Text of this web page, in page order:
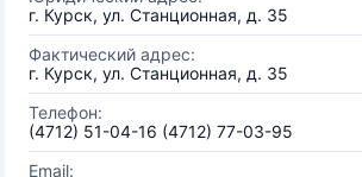
г. Курск, ул. Станционная, д. 35
Фактический адрес:
г. Курск, ул. Станционная, д. 35
Телефон:
(4712) 51-04-16 (4712) 77-03-95
Email: